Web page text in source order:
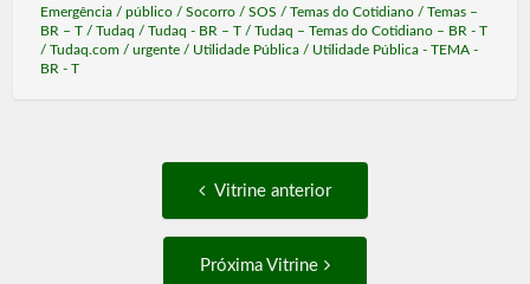
Emergência/ público/ Socorro/ SOS / Temas do Cotidiano/ Temas –
BR – T/ Tudaq / Tudaq - BR – T/ Tudaq – Temas do Cotidiano – BR - T
/ Tudaq.com / urgente/ Utilidade Pública/ Utilidade Pública - TEMA -
BR - T
navigation
Vitrine anterior
Próxima Vitrine